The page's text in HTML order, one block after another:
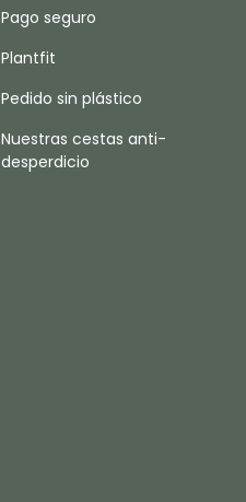
Pago seguro
Plantfit
Pedido sin plástico
Nuestras cestas anti-
desperdicio